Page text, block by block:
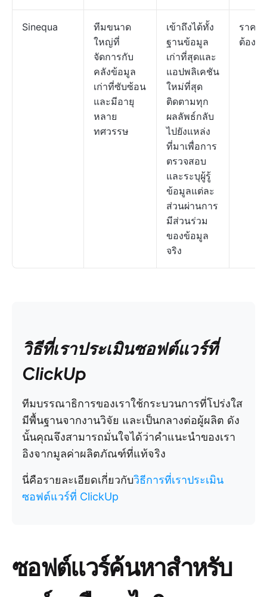
Sinequa
ทีมขนาด
ใหญ่ที่
จัดการกับ
คลังข้อมูล
เก่าที่ซับซ้อน
และมีอายุ
หลาย
ทศวรรษ
เข้าถึงได้ทั้ง
ฐานข้อมูล
เก่าที่สุดและ
แอปพลิเคชัน
ใหม่ที่สุด
ติดตามทุก
ผลลัพธ์กลับ
ไปยังแหล่ง
ที่มาเพื่อการ
ตรวจสอบ
และระบุผู้รู้
ข้อมูลแต่ละ
ส่วนผ่านการ
มีส่วนร่วม
ของข้อมูล
จริง
ราคา
ต้องก
วิธีที่เราประเมินซอฟต์แวร์ที่
ClickUp
ทีมบรรณาธิการของเราใช้กระบวนการที่โปร่งใส
มีพื้นฐานจากงานวิจัย และเป็นกลางต่อผู้ผลิต ดัง
นั้นคุณจึงสามารถมั่นใจได้ว่าคำแนะนำของเรา
อิงจากมูลค่าผลิตภัณฑ์ที่แท้จริง
นี่คือรายละเอียดเกี่ยวกับวิธีการที่เราประเมิน
ซอฟต์แวร์ที่ ClickUp
ซอฟต์แวร์ค้นหาสำหรับ